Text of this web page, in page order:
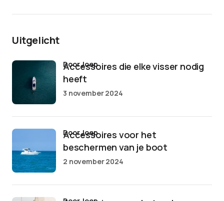
Uitgelicht
Accessoires die elke visser nodig
heeft
door Joep
3 november 2024
Accessoires voor het
beschermen van je boot
door Joep
2 november 2024